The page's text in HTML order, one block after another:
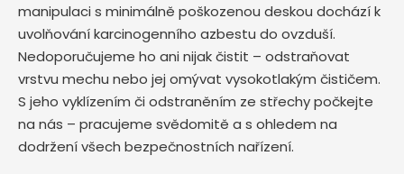
manipulaci s minimálně poškozenou deskou dochází k
uvolňování karcinogenního azbestu do ovzduší.
Nedoporučujeme ho ani nijak čistit – odstraňovat
vrstvu mechu nebo jej omývat vysokotlakým čističem.
S jeho vyklízením či odstraněním ze střechy počkejte
na nás – pracujeme svědomitě a s ohledem na
dodržení všech bezpečnostních nařízení.